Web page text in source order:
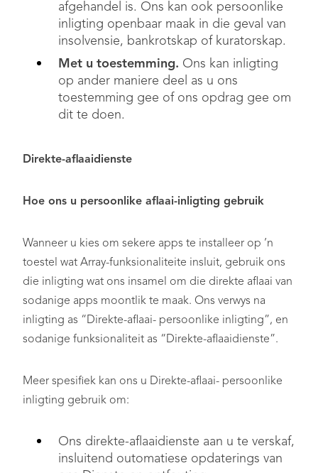
afgehandel is. Ons kan ook persoonlike
inligting openbaar maak in die geval van
insolvensie, bankrotskap of kuratorskap.
Met u toestemming. Ons kan inligting
op ander maniere deel as u ons
toestemming gee of ons opdrag gee om
dit te doen.
Direkte-aflaaidienste
Hoe ons u persoonlike aflaai-inligting gebruik
Wanneer u kies om sekere apps te installeer op ’n
toestel wat Array-funksionaliteite insluit, gebruik ons
die inligting wat ons insamel om die direkte aflaai van
sodanige apps moontlik te maak. Ons verwys na
inligting as “Direkte-aflaai- persoonlike inligting”, en
sodanige funksionaliteit as “Direkte-aflaaidienste”.
Meer spesifiek kan ons u Direkte-aflaai- persoonlike
inligting gebruik om:
Ons direkte-aflaaidienste aan u te verskaf,
insluitend outomatiese opdaterings van